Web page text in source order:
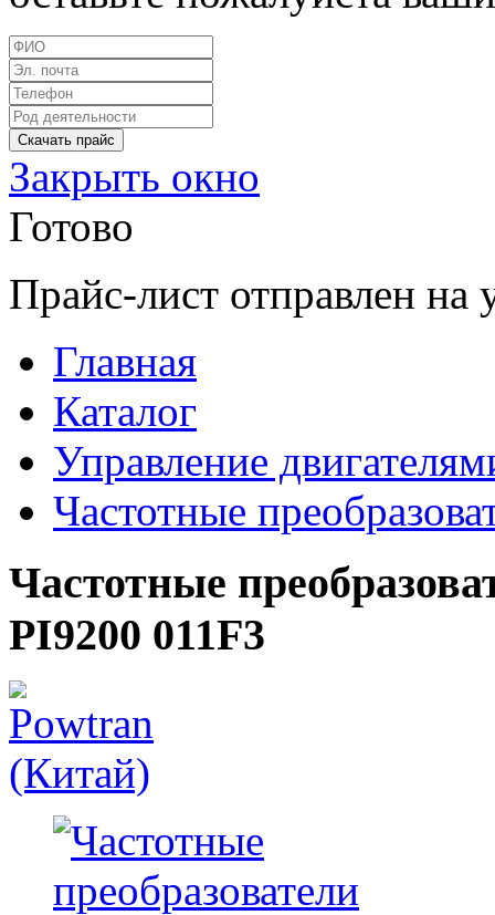
Закрыть окно
Готово
Прайс-лист отправлен
Главная
Каталог
Управление
Частотные
Частотные
PI9200 011F3